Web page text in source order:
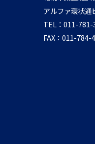
アルファ環状通
TEL：011-781-
FAX：011-784-